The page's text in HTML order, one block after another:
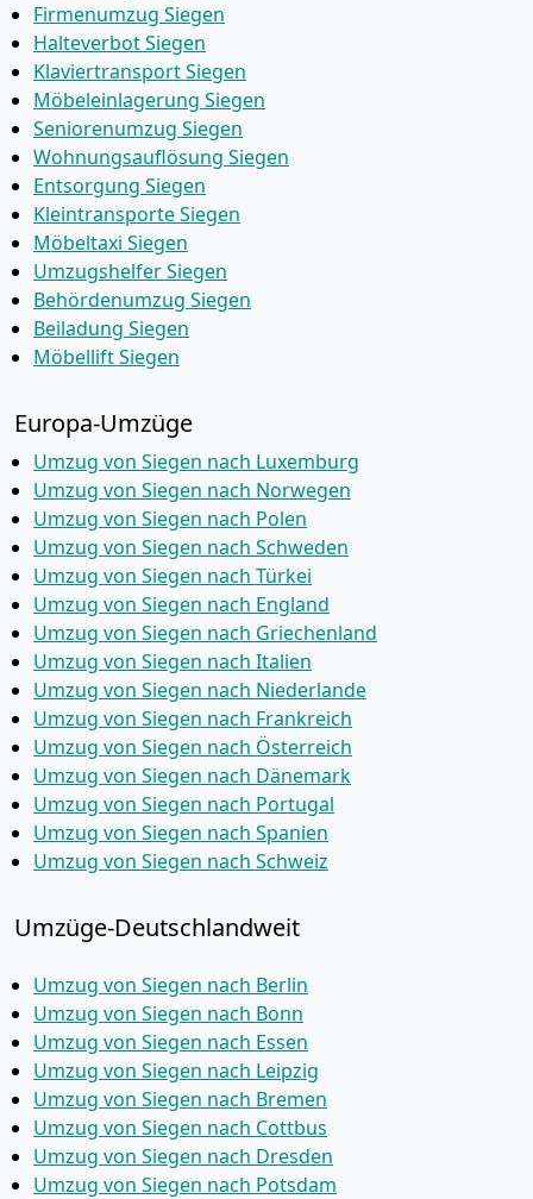
Firmenumzug Siegen
Halteverbot Siegen
Klaviertransport Siegen
Möbeleinlagerung Siegen
Seniorenumzug Siegen
Wohnungsauflösung Siegen
Entsorgung Siegen
Kleintransporte Siegen
Möbeltaxi Siegen
Umzugshelfer Siegen
Behördenumzug Siegen
Beiladung Siegen
Möbellift Siegen
Europa-Umzüge
Umzug von Siegen nach Luxemburg
Umzug von Siegen nach Norwegen
Umzug von Siegen nach Polen
Umzug von Siegen nach Schweden
Umzug von Siegen nach Türkei
Umzug von Siegen nach England
Umzug von Siegen nach Griechenland
Umzug von Siegen nach Italien
Umzug von Siegen nach Niederlande
Umzug von Siegen nach Frankreich
Umzug von Siegen nach Österreich
Umzug von Siegen nach Dänemark
Umzug von Siegen nach Portugal
Umzug von Siegen nach Spanien
Umzug von Siegen nach Schweiz
Umzüge-Deutschlandweit
Umzug von Siegen nach Berlin
Umzug von Siegen nach Bonn
Umzug von Siegen nach Essen
Umzug von Siegen nach Leipzig
Umzug von Siegen nach Bremen
Umzug von Siegen nach Cottbus
Umzug von Siegen nach Dresden
Umzug von Siegen nach Potsdam